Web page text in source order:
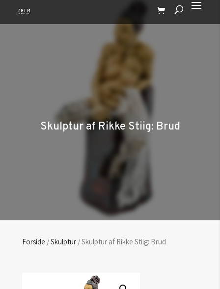
Skulptur af Rikke Stiig: Brud
Forside /Skulptur/ Skulptur af Rikke Stiig: Brud